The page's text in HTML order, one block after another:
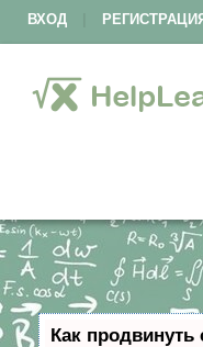
ВХОД
Как продвинуть